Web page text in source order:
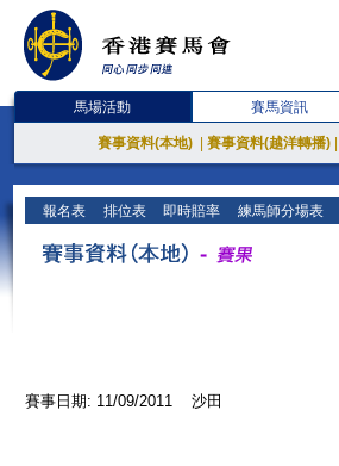
馬場活動 賽馬資訊
賽事資料(本地) 賽事資料(越洋轉播)
報名表 排位表 即時賠率 練馬師分場表
賽事日期: 11/09/2011 沙田